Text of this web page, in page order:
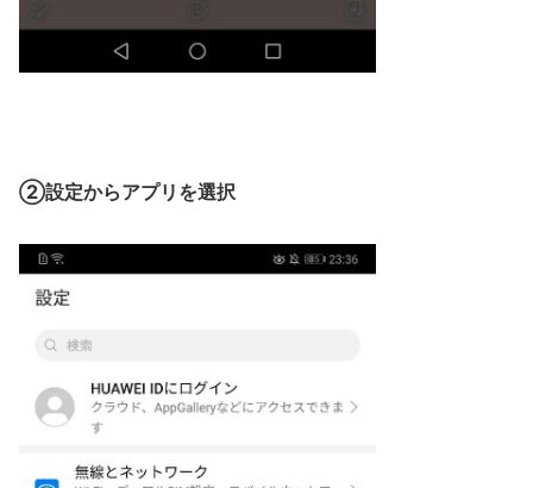
②設定からアプリを選択